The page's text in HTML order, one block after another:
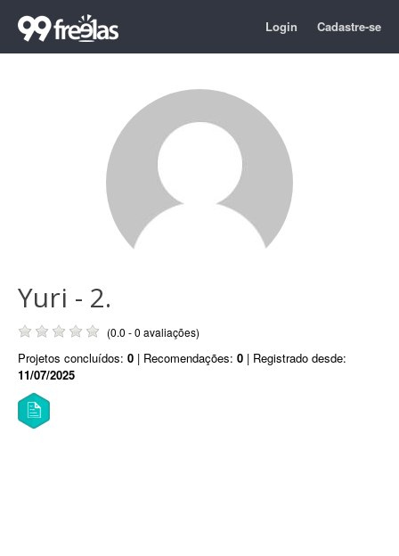
Login Cadastre-se
Yuri - 2.
(0.0 - 0 avaliações)
Projetos concluídos: 0 | Recomendações: 0 | Registrado desde:
11/07/2025